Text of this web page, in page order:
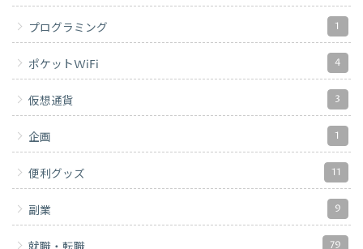
プログラミング 1
ポケットWiFi 4
仮想通貨 3
企画 1
便利グッズ 11
副業 9
79